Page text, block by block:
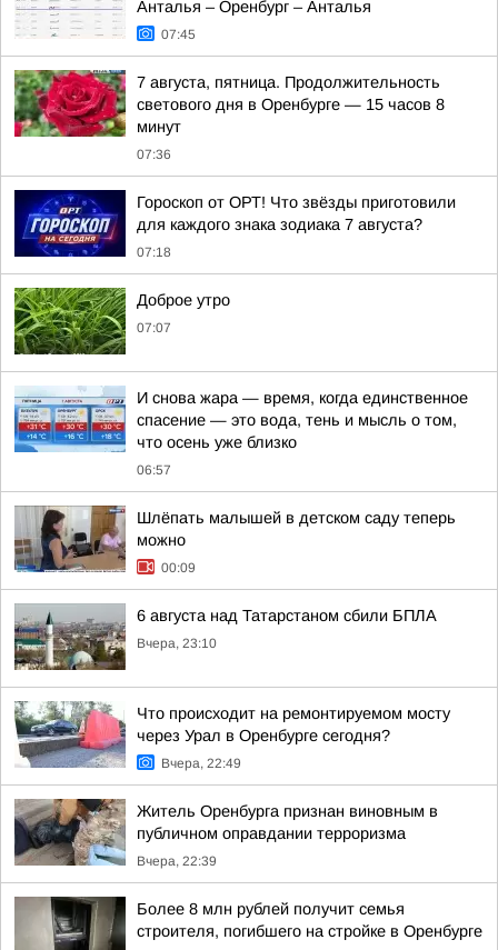
Анталья – Оренбург – Анталья
07:45
7 августа, пятница. Продолжительность
светового дня в Оренбурге — 15 часов 8
минут
07:36
Гороскоп от ОРТ! Что звёзды приготовили
для каждого знака зодиака 7 августа?
07:18
Доброе утро
07:07
И снова жара — время, когда единственное
спасение — это вода, тень и мысль о том,
что осень уже близко
06:57
Шлёпать малышей в детском саду теперь
можно
00:09
6 августа над Татарстаном сбили БПЛА
Вчера, 23:10
Что происходит на ремонтируемом мосту
через Урал в Оренбурге сегодня?
Вчера, 22:49
Житель Оренбурга признан виновным в
публичном оправдании терроризма
Вчера, 22:39
Более 8 млн рублей получит семья
строителя, погибшего на стройке в Оренбурге